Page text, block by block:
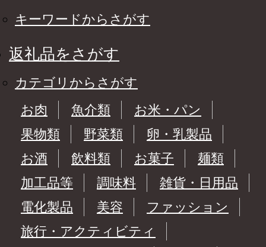
キーワードからさがす
返礼品をさがす
カテゴリからさがす
お肉
魚介類
お米・パン
果物類
野菜類
卵・乳製品
お酒
飲料類 お菓子
麺類
加工品等
調味料
雑貨・日用品
電化製品
美容
ファッション
旅行・アクティビティ